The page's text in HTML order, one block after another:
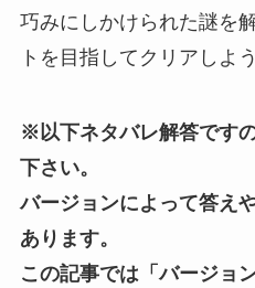
巧みにしかけられた謎を
トを目指してクリアしよう
※以下ネタバレ解答です
下さい。
バージョンによって答え
あります。
この記事では「バージョ